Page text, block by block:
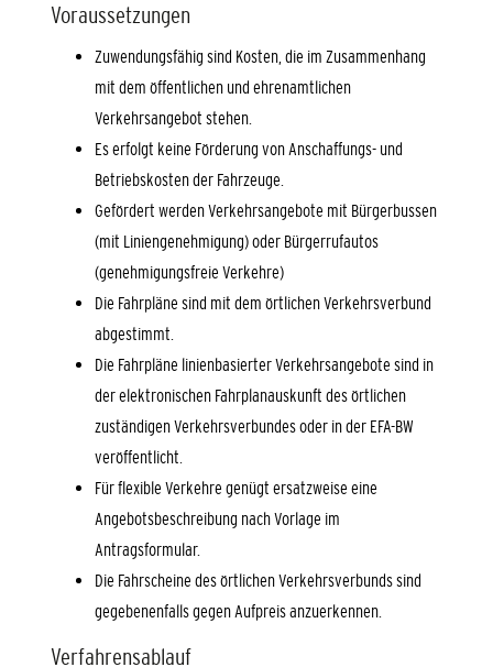
Voraussetzungen
Zuwendungsfähig sind Kosten, die im Zusammenhang
mit dem öffentlichen und ehrenamtlichen
Verkehrsangebot stehen.
Es erfolgt keine Förderung von Anschaffungs- und
Betriebskosten der Fahrzeuge.
Gefördert werden Verkehrsangebote mit Bürgerbussen
(mit Liniengenehmigung) oder Bürgerrufautos
(genehmigungsfreie Verkehre)
Die Fahrpläne sind mit dem örtlichen Verkehrsverbund
abgestimmt.
Die Fahrpläne linienbasierter Verkehrsangebote sind in
der elektronischen Fahrplanauskunft des örtlichen
zuständigen Verkehrsverbundes oder in der EFA-BW
veröffentlicht.
Für flexible Verkehre genügt ersatzweise eine
Angebotsbeschreibung nach Vorlage im
Antragsformular.
Die Fahrscheine des örtlichen Verkehrsverbunds sind
gegebenenfalls gegen Aufpreis anzuerkennen.
Verfahrensablauf